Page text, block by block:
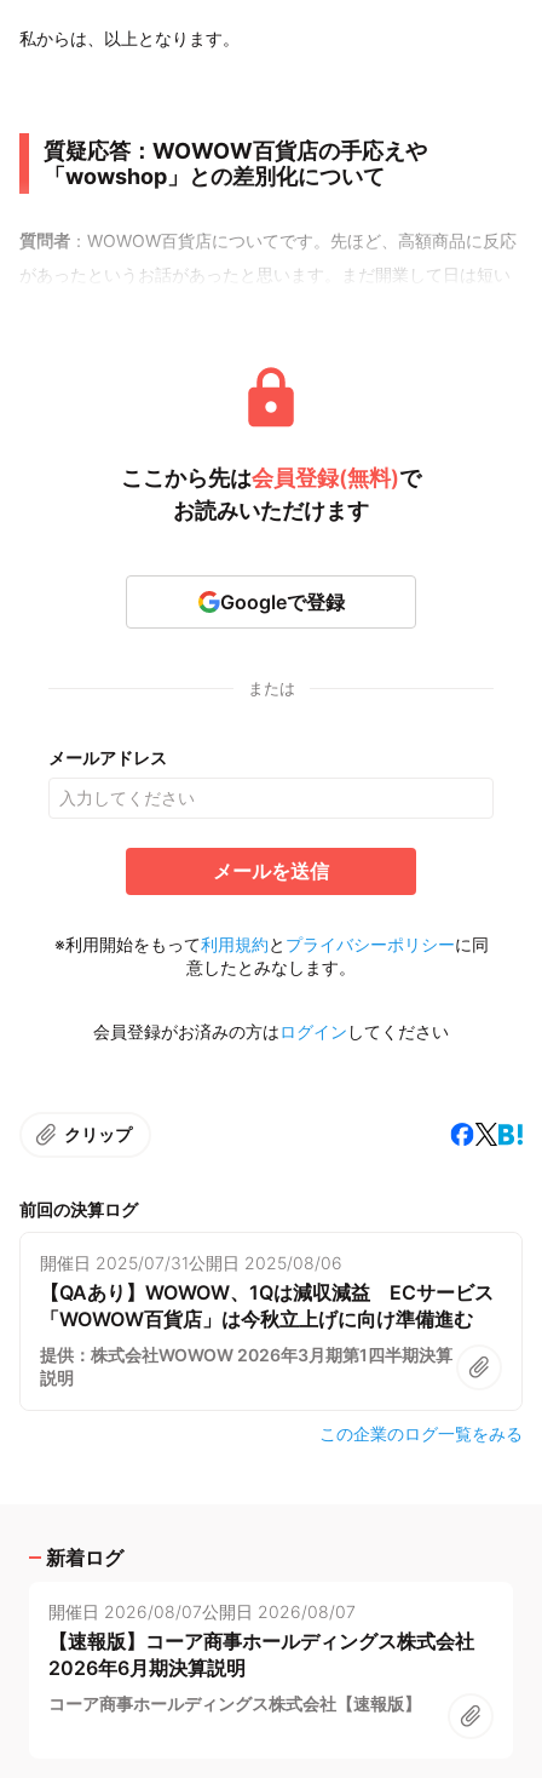
私からは、以上となります。
質疑応答：WOWOW百貨店の手応えや
「wowshop」との差別化について
質問者 ：WOWOW百貨店についてです。先ほど、高額商品に反応
があったというお話があったと思います。まだ開業して日は短い
ここから先は会員登録(無料)で
お読みいただけます
Googleで登録
または
メールアドレス
メールを送信
※利用開始をもって利用規約と プライバシーポリシーに同
意したとみなします。
会員登録がお済みの方はログイン してください
クリップ
前回の決算ログ
開催日 2025/07/31公開日 2025/08/06
【QAあり】WOWOW、1Qは減収減益 ECサービス
「WOWOW百貨店」は今秋立上げに向け準備進む
提供：株式会社WOWOW 2026年3月期第1四半期決算
説明
この企業のログ一覧をみる
新着ログ
開催日 2026/08/07公開日 2026/08/07
【速報版】コーア商事ホールディングス株式会社
2026年6月期決算説明
コーア商事ホールディングス株式会社【速報版】